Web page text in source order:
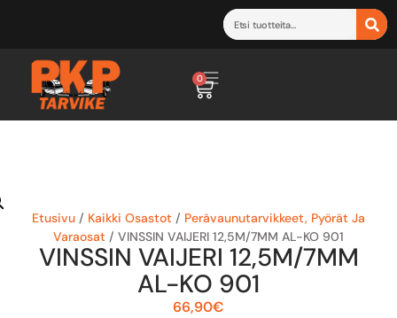
0
Etusivu / Kaikki Osastot / Perävaunutarvikkeet, Pyörät Ja
Varaosat / VINSSIN VAIJERI 12,5M/7MM AL-KO 901
VINSSIN VAIJERI 12,5M/7MM
AL-KO 901
66,90€